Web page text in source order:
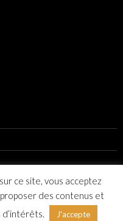
par WordPress
ce site, vous acceptez
des contenus et
J'accepte